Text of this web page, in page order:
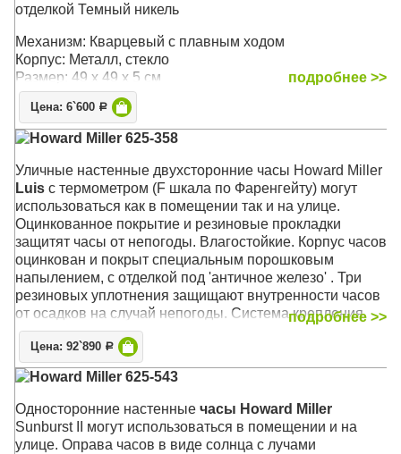
отделкой Темный никель
Механизм: Кварцевый с плавным ходом
Корпус: Металл, стекло
Размер: 49 х 49 х 5 см
подробнее >>
Цена: 6`600 Р
Howard Miller 625-358
Уличные настенные двухсторонние часы Howard Miller
Luis с термометром (F шкала по Фаренгейту) могут
использоваться как в помещении так и на улице.
Оцинкованное покрытие и резиновые прокладки
защитят часы от непогоды. Влагостойкие. Корпус часов
оцинкован и покрыт специальным порошковым
напылением, с отделкой под 'античное железо' . Три
резиновых уплотнения защищают внутренности часов
от осадков на случай непогоды. Система крепления
Вертлюги к декоративному настенному кронштейну
позволяют установить оптимальную видимость часов с
любого угла зрения.
Корпус: Чёрный стальной с оцинкованным креплением
Размер: 55 х 50 х 16 см; циферблат 38 см.
подробнее >>
Цена: 92`890 Р
Howard Miller 625-543
Односторонние настенные часы Howard Miller
Sunburst II могут использоваться в помещении и на
улице. Оправа часов в виде солнца с лучами